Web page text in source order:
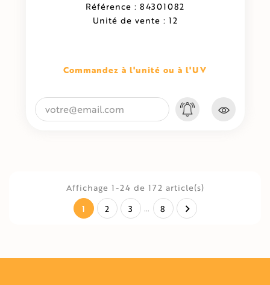
Référence : 84301082
Unité de vente : 12
Commandez à l'unité ou à l'UV
Affichage 1-24 de 172 article(s)
1 2 3 … 8 